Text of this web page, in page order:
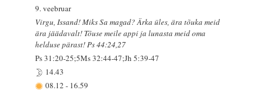
9. veebruar
Virgu, Issand! Miks Sa magad? Ärka üles, ära tõuka meid
ära jäädavalt! Tõuse meile appi ja lunasta meid oma
helduse pärast! Ps 44:24,27
Ps 31:20-25;5Ms 32:44-47;Jh 5:39-47
14.43
08.12- 16.59